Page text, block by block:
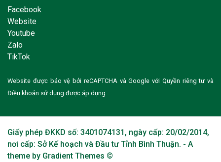
Facebook
Website
Youtube
Zalo
TikTok
Website được bảo vệ bởi reCAPTCHA và Google với Quyền riêng tư và
Điều khoản sử dụng được áp dụng.
Giấy phép ĐKKD số: 3401074131, ngày cấp: 20/02/2014,
nơi cấp: Sở Kế hoạch và Đầu tư Tỉnh Bình Thuận. - A
theme by Gradient Themes ©